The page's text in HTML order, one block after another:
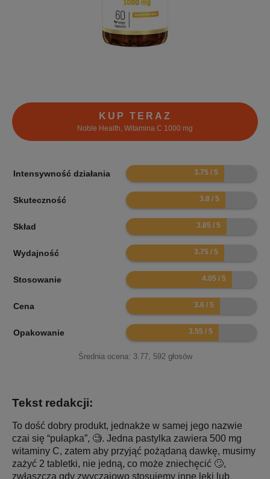
KUP TERAZ
Noble Health, Witamina C 1000 mg
Intensywność działania 7.5
Skuteczność 7.6
Skład 7.7
Wydajność 7.5
Stosowanie 8.1
Cena 7.2
Opakowanie 7.1
Średnia ocena: 3.77, 592głosów
Tekst redakcji:
To dość dobry produkt, jednakże w samej jego nazwie
czai się “pułapka”, 🧐. Jedna pastylka zawiera 500 mg
witaminy C, zatem aby przyjąć pożądaną dawkę, musimy
zażyć 2 tabletki, nie jedną, co może zniechęcić 🙄,
zwłaszcza gdy zwyczajowo stosujemy inne leki lub